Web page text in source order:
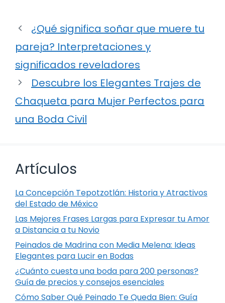
¿Qué significa soñar que muere tu
pareja? Interpretaciones y
significados reveladores
Descubre los Elegantes Trajes de
Chaqueta para Mujer Perfectos para
una Boda Civil
Artículos
La Concepción Tepotzotlán: Historia y Atractivos
del Estado de México
Las Mejores Frases Largas para Expresar tu Amor
a Distancia a tu Novio
Peinados de Madrina con Media Melena: Ideas
Elegantes para Lucir en Bodas
¿Cuánto cuesta una boda para 200 personas?
Guía de precios y consejos esenciales
Cómo Saber Qué Peinado Te Queda Bien: Guía